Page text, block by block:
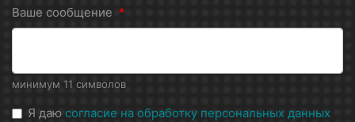
Ваше сообщение *
минимум 11 символов
Я даю согласие на обработку персональных данных